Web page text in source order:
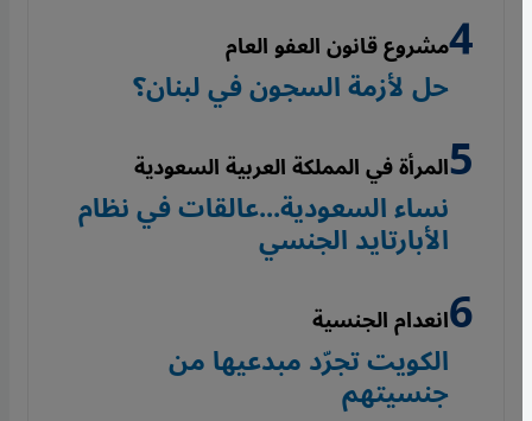
مشروع قانون العفو العام
حل لأزمة السجون في لبنان؟
المرأة في المملكة العربية السعودية
نساء السعودية...عالقات في نظام
الأبارتايد الجنسي
انعدام الجنسية
الكويت تجرّد مبدعيها من
جنسيتهم